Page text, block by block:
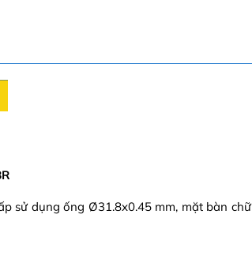
sử dụng ống Ø31.8x0.45 mm, mặt bàn chữ